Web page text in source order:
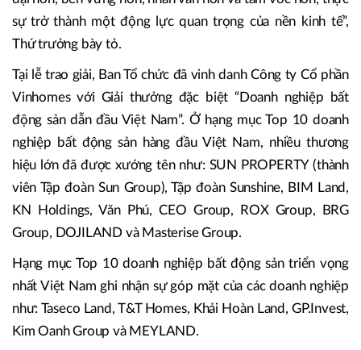
trách nhiệm của các bộ, ngành, địa phương; cùng tinh thần
năng động, sáng tạo và khát vọng vươn lên của cộng đồng
sang một giai đoạn phát triển mới - minh bạch hơn, hiện
đại hơn, bền vững hơn, nhân văn hơn và tầm vóc hơn, thực
sự trở thành một động lực quan trọng của nền kinh tế”,
Thứ trưởng bày tỏ.
Tại lễ trao giải, Ban Tổ chức đã vinh danh Công ty Cổ phần
Vinhomes với Giải thưởng đặc biệt “Doanh nghiệp bất
động sản dẫn đầu Việt Nam”. Ở hạng mục Top 10 doanh
hiệu lớn đã được xướng tên như: SUN PROPERTY (thành
viên Tập đoàn Sun Group), Tập đoàn Sunshine, BIM Land,
KN Holdings, Văn Phú, CEO Group, ROX Group, BRG
Group, DOJILAND và Masterise Group.